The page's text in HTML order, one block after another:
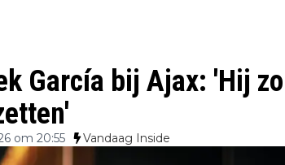
García bij Ajax: 'Hij
om 20:55 Vandaag Inside